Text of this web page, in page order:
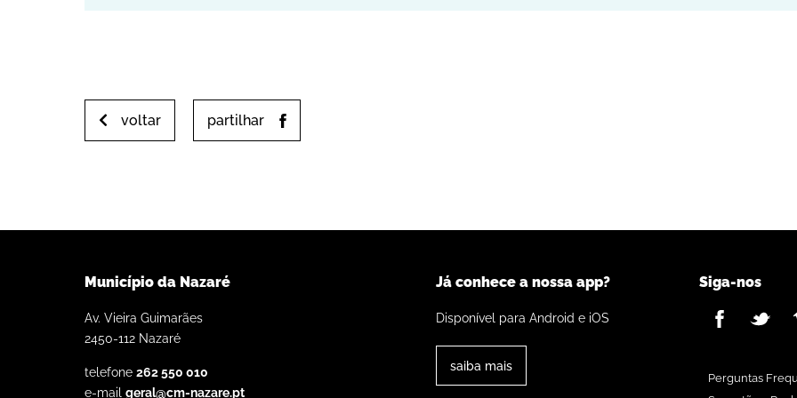
voltar partilhar
Município da Nazaré
Av. Vieira Guimarães
2450-112 Nazaré
telefone 262 550 010
e-mail geral@cm-nazare.pt
Já conhece a nossa app?
Disponível para Android e iOS
saiba mais
Siga-nos
Perguntas